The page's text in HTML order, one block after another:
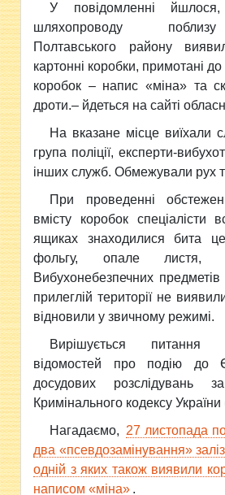
У повідомленні
шляхопроводу
Полтавського району
картонні коробки, примотані
коробок – напис «міна» та
дроти.– йдеться на сайті
На вказане місце виїхали
група поліції, експерти-
інших служб. Обмежували рух
При проведенні
вмісту коробок спеціалісти
ящиках знаходилися бита
фольгу, опале листя,
Вибухонебезпечних
прилеглій території не
відновили у звичному режимі.
Вирішується питання
відомостей про подію до
досудових розслідувань
Кримінального кодексу України
Нагадаємо, 27 листопада
два «псевдозамінування»
одній з яких також виявили
написом «міна» .